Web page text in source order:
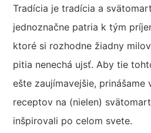
Tradícia je tradícia a
jednoznačne patria k tým
ktoré si rozhodne žiadny
pitia nenechá ujsť. Aby tie
ešte zaujímavejšie, prinášame
receptov na (nielen)
inšpirovali po celom svete.